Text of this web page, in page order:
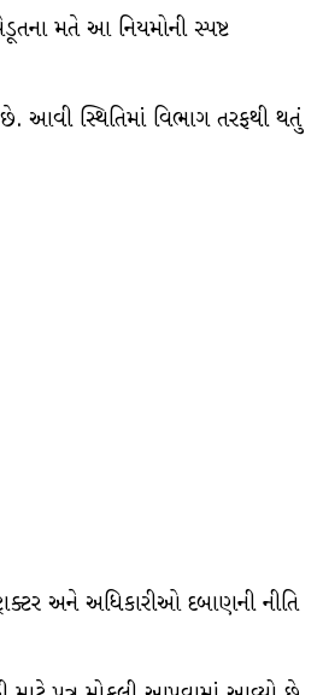
મતે આ નિયમોની સ્પષ્ટ
આવી સ્થિતિમાં વિભાગ તરફથી થતું
અને અધિકારીઓ દબાણની નીતિ